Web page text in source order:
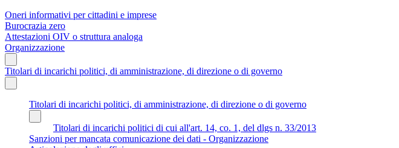
Oneri informativi per cittadini e imprese
Burocrazia zero
Attestazioni OIV o struttura analoga
Organizzazione
Titolari di incarichi politici, di amministrazione, di direzione o di governo
Titolari di incarichi politici, di amministrazione, di direzione o di governo
Titolari di incarichi politici di cui all'art. 14, co. 1, del dlgs n. 33/2013
Sanzioni per mancata comunicazione dei dati - Organizzazione